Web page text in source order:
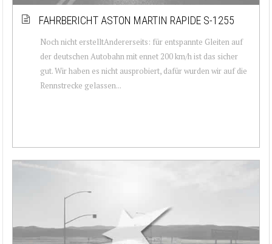
FAHRBERICHT ASTON MARTIN RAPIDE S-1255
Noch nicht erstelltAndererseits: für entspannte Gleiten auf
der deutschen Autobahn mit ennet 200 km/h ist das sicher
gut. Wir haben es nicht ausprobiert, dafür wurden wir auf die
Rennstrecke gelassen...